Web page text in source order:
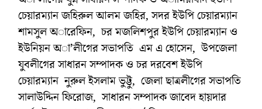
চেয়ারম্যান জহিরুল আলম জহির, সদর ইউপি চেয়ারম্যান
শামসুল অারেফিন, চর মজলিশপুর ইউপি চেয়ারম্যান ও
ইউনিয়ন অা’লীগের সভাপতি এম এ হোসেন, উপজেলা
যুবলীগের সাধারন সম্পাদক ও চর দরবেশ ইউপি
চেয়ারম্যান নুরুল ইসলাম ভুট্টু, জেলা ছাত্রলীগের সভাপতি
সালাউদ্দিন ফিরোজ, সাধারন সম্পাদক জাবেদ হায়দার